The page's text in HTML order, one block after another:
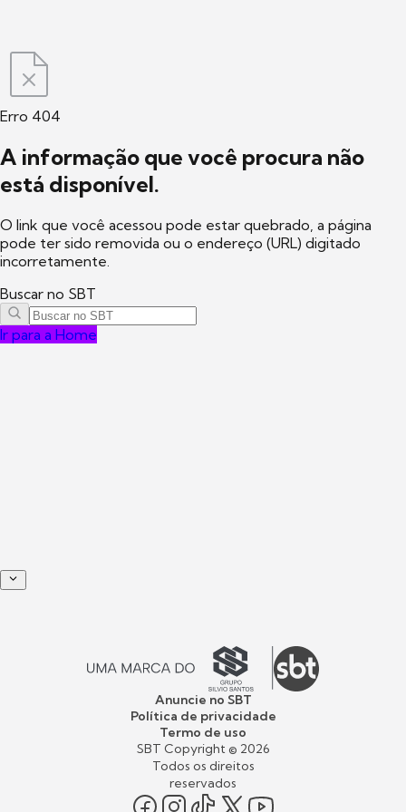
Erro 404
A informação que você procura não
está disponível.
O link que você acessou pode estar quebrado, a página
pode ter sido removida ou o endereço (URL) digitado
incorretamente.
Buscar no SBT
Ir para a Home
Anuncie no SBT
Política de privacidade
Termo de uso
SBT Copyright © 2026
Todos os direitos
reservados